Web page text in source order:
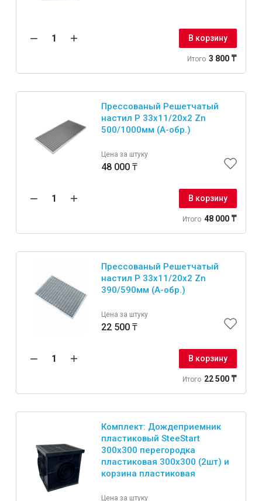
В корзину
Итого 3 800 ₸
Прессованый Решетчатый
настил Р 33х11/20х2 Zn
500/1000мм (А-обр.)
Цена за штуку
48 000 ₸
В корзину
Итого 48 000 ₸
Прессованый Решетчатый
настил Р 33х11/20х2 Zn
390/590мм (А-обр.)
Цена за штуку
22 500 ₸
В корзину
Итого 22 500 ₸
Комплект: Дождеприемник
пластиковый SteeStart
300х300 перегородка
пластиковая 300х300 (2шт) и
корзина пластиковая
Цена за штуку
Инженерные системы
Водоснабжение и водоотведение
Электро-оборудование
Инструменты
Специализированный инструмент
Сантехника